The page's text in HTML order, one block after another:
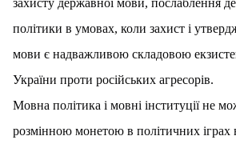
політики в умовах, коли захист і
мови є надважливою складовою
України проти російських агресорів.
Мовна політика і мовні інституції не
розмінною монетою в політичних іграх